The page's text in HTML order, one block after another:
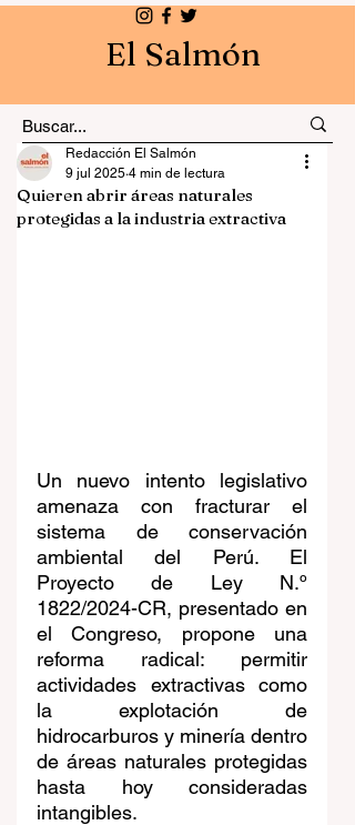
El Salmón
Quieren abrir áreas naturales
protegidas a la industria extractiva
Redacción El Salmón
9 jul 2025 4 min de lectura
Un nuevo intento legislativo
amenaza con fracturar el
sistema de conservación
ambiental del Perú. El
Proyecto de Ley N.º
1822/2024-CR, presentado en
el Congreso, propone una
reforma radical: permitir
actividades extractivas como
la explotación de
hidrocarburos y minería dentro
de áreas naturales protegidas
hasta hoy consideradas
intangibles.